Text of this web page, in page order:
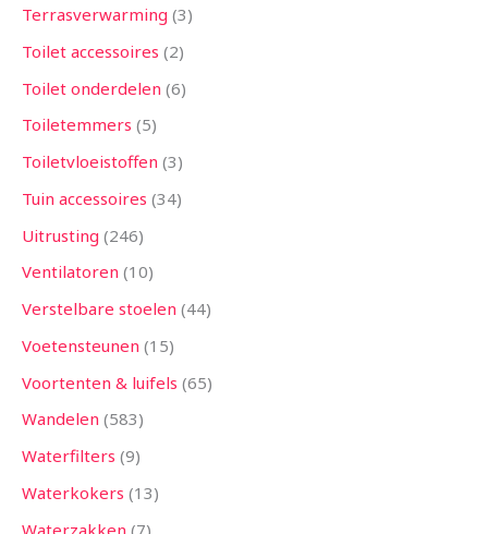
Terrasverwarming 3
Toilet accessoires 2
Toilet onderdelen 6
Toiletemmers 5
Toiletvloeistoffen 3
Tuin accessoires 34
Uitrusting 246
Ventilatoren 10
Verstelbare stoelen 44
Voetensteunen 15
Voortenten & luifels 65
Wandelen 583
Waterfilters 9
Waterkokers 13
Waterzakken 7